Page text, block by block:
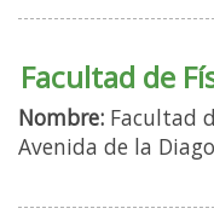
Facultad de
Nombre: Facultad
Avenida de la